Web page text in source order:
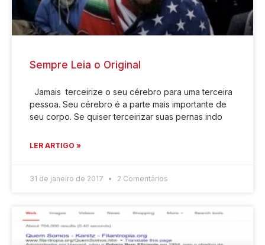
Sempre Leia o Original
Jamais terceirize o seu cérebro para uma terceira
pessoa. Seu cérebro é a parte mais importante de
seu corpo. Se quiser terceirizar suas pernas indo
LER ARTIGO »
31 de janeiro de 2017 2 Comentários